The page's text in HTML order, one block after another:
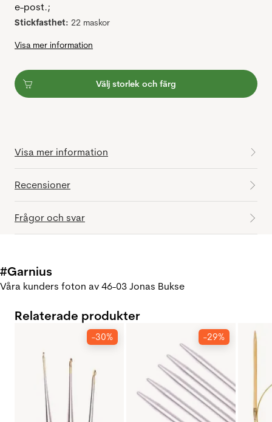
e-post.;
Stickfasthet: 22 maskor
Visa mer information
Välj storlek och färg
Visa mer information
Recensioner
Frågor och svar
#Garnius
Våra kunders foton av 46-03 Jonas Bukse
Relaterade produkter
-30% -29%